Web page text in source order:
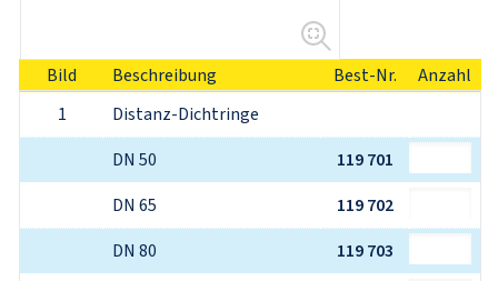
Bild Beschreibung Best-Nr.
Anzahl
1
Distanz-Dichtringe
DN 50
119 701
DN 65
119 702
DN 80
119 703